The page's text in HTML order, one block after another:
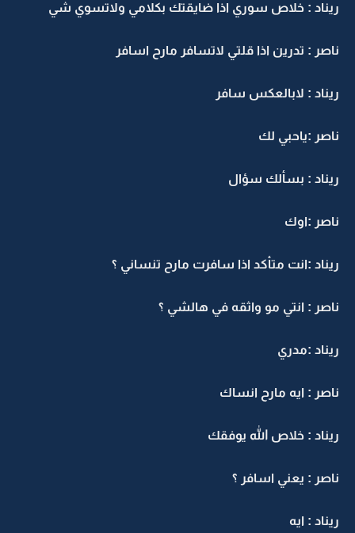
ريناد : خلاص سوري اذا ضايقتك بكلامي ولاتسوي شي
ناصر : تدرين اذا قلتي لاتسافر مارح اسافر
ريناد : لابالعكس سافر
ناصر :ياحبي لك
ريناد : بسألك سؤال
ناصر :اوك
ريناد :انت متأكد اذا سافرت مارح تنساني ؟
ناصر : انتي مو واثقه في هالشي ؟
ريناد :مدري
ناصر : ايه مارح انساك
ريناد : خلاص الله يوفقك
ناصر : يعني اسافر ؟
ريناد : ايه